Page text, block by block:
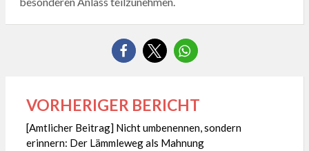
Beitragsnavigation
VORHERIGER BERICHT
[Amtlicher Beitrag] Nicht umbenennen, sondern
erinnern: Der Lämmleweg als Mahnung